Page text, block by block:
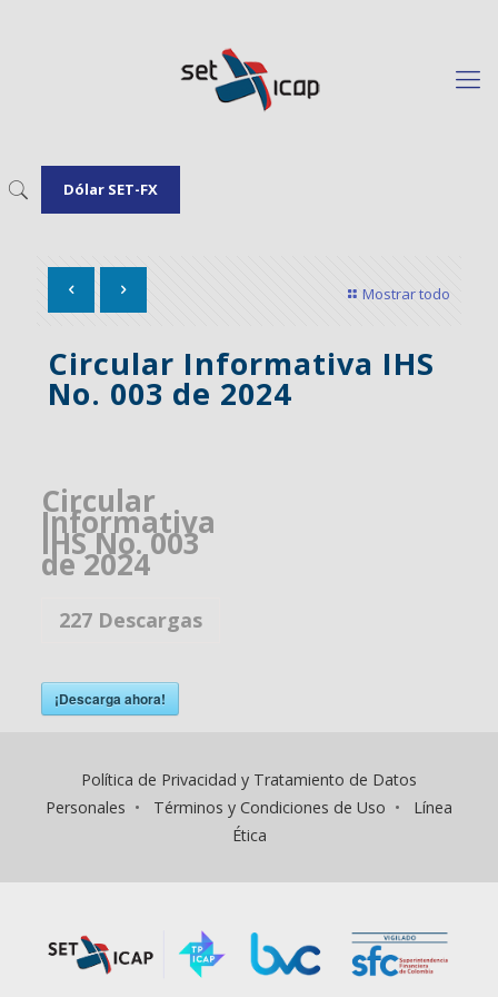
Dólar SET-FX
Mostrar todo
Circular Informativa IHS
No. 003 de 2024
Circular
Informativa
IHS No. 003
de 2024
227Descargas
¡Descarga ahora!
Política de Privacidad y Tratamiento de Datos
Personales • Términos y Condiciones de Uso • Línea
Ética